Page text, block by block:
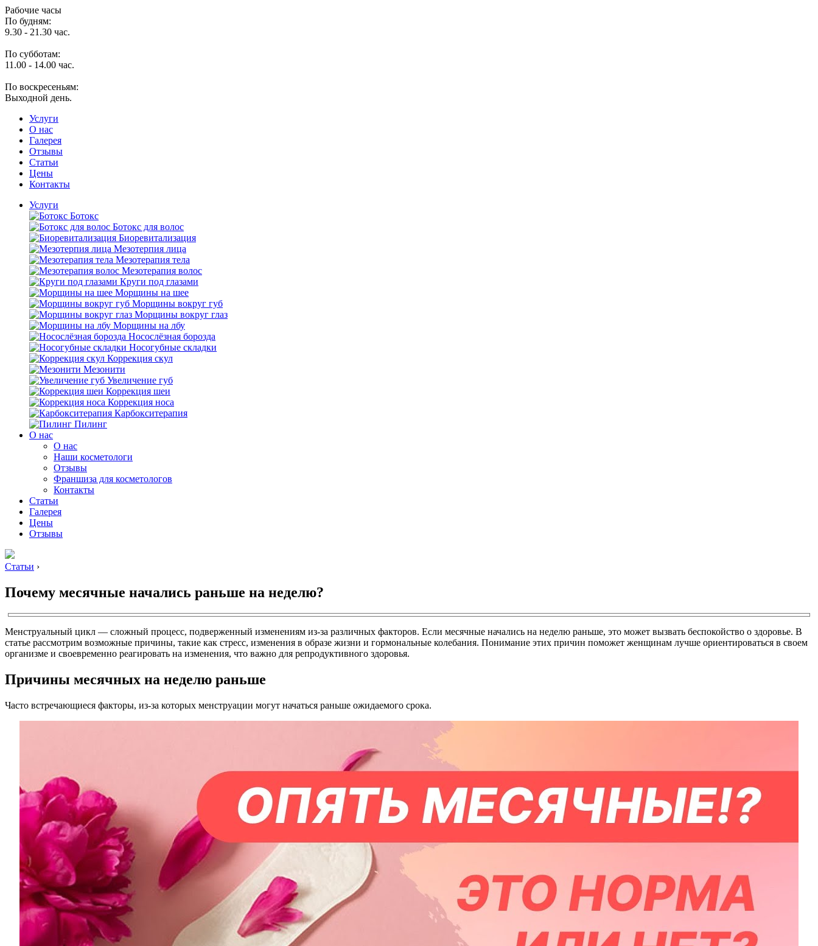
Рабочие часы
По будням:
9.30 - 21.30 час.
По субботам:
11.00 - 14.00 час.
По воскресеньям:
Выходной день.
Услуги
O нас
Галерея
Отзывы
Статьи
Цены
Контакты
Услуги
Ботокс
Ботокс для волос
Биоревитализация
Мезотерпия лица
Мезотерапия тела
Мезотерапия волос
Круги под глазами
Морщины на шее
Морщины вокруг губ
Морщины вокруг глаз
Морщины на лбу
Носослёзная борозда
Носогубные складки
Коррекция скул
Мезонити
Увеличение губ
Коррекция шеи
Коррекция носа
Карбокситерапия
Пилинг
O нас
O нас
Наши косметологи
Отзывы
Франшиза для косметологов
Контакты
Статьи
Галерея
Цены
Отзывы
Статьи ›
Почему месячные начались раньше на неделю?
Менструальный цикл — сложный процесс, подверженный изменениям из-за различных факторов. Если месячные начались на неделю раньше, это может вызвать беспокойство о здоровье. В
статье рассмотрим возможные причины, такие как стресс, изменения в образе жизни и гормональные колебания. Понимание этих причин поможет женщинам лучше ориентироваться в своем
организме и своевременно реагировать на изменения, что важно для репродуктивного здоровья.
Причины месячных на неделю раньше
Часто встречающиеся факторы, из-за которых менструации могут начаться раньше ожидаемого срока.